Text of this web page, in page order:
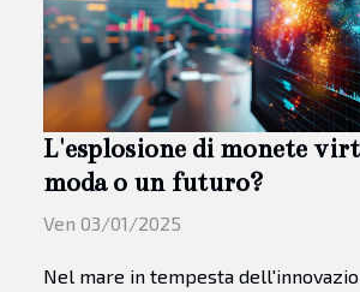
L'esplosione di monete
moda o un futuro?
Ven 03/01/2025
Nel mare in tempesta